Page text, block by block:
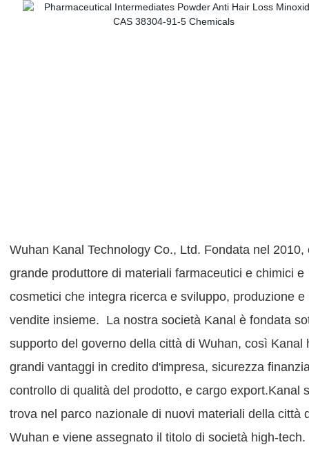
Wuhan Kanal Technology Co., Ltd. Fondata nel 2010,
grande produttore di materiali farmaceutici e chimici e
cosmetici che integra ricerca e sviluppo, produzione e
vendite insieme. La nostra società Kanal è fondata
supporto del governo della città di Wuhan, così Kanal
grandi vantaggi in credito d'impresa, sicurezza
controllo di qualità del prodotto, e cargo export.Kanal
trova nel parco nazionale di nuovi materiali della città
Wuhan e viene assegnato il titolo di società high-tech.